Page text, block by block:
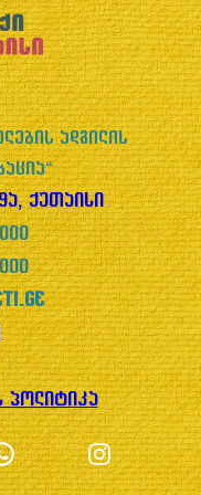
ადგილის
ქუთაისი
პოლიტიკა
Instagram